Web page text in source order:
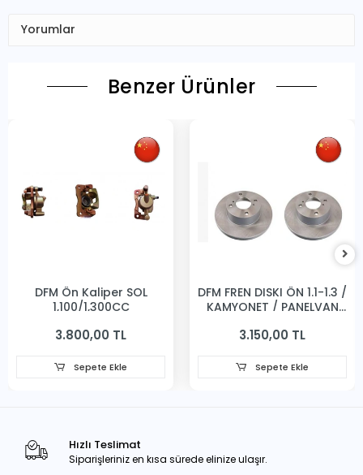
Yorumlar
Benzer Ürünler
DFM Ön Kaliper SOL
1,100/1,300CC
3.800,00 TL
Sepete Ekle
DFM FREN DISKI ÖN 1.1-1.3 /
KAMYONET / PANELVAN
3.150,00 TL
Sepete Ekle
Hızlı Teslimat
Siparişleriniz en kısa sürede elinize ulaşır.